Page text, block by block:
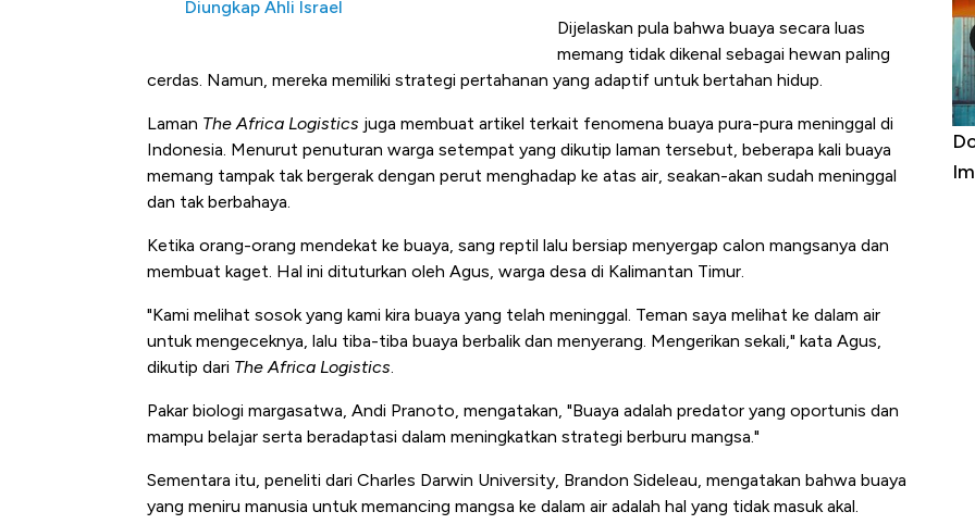
Diungkap Ahli Israel
Dijelaskan pula bahwa buaya secara luas
memang tidak dikenal sebagai hewan paling
cerdas. Namun, mereka memiliki strategi pertahanan yang adaptif untuk bertahan hidup.
Laman The Africa Logistics juga membuat artikel terkait fenomena buaya pura-pura meninggal di
Indonesia. Menurut penuturan warga setempat yang dikutip laman tersebut, beberapa kali buaya
memang tampak tak bergerak dengan perut menghadap ke atas air, seakan-akan sudah meninggal
dan tak berbahaya.
Ketika orang-orang mendekat ke buaya, sang reptil lalu bersiap menyergap calon mangsanya dan
membuat kaget. Hal ini dituturkan oleh Agus, warga desa di Kalimantan Timur.
"Kami melihat sosok yang kami kira buaya yang telah meninggal. Teman saya melihat ke dalam air
untuk mengeceknya, lalu tiba-tiba buaya berbalik dan menyerang. Mengerikan sekali," kata Agus,
dikutip dari The Africa Logistics.
Pakar biologi margasatwa, Andi Pranoto, mengatakan, "Buaya adalah predator yang oportunis dan
mampu belajar serta beradaptasi dalam meningkatkan strategi berburu mangsa."
Sementara itu, peneliti dari Charles Darwin University, Brandon Sideleau, mengatakan bahwa buaya
yang meniru manusia untuk memancing mangsa ke dalam air adalah hal yang tidak masuk akal.
Harga Emas Jatuh Usai Terbang 3 Hari,
Apa yang Sebenarnya Terjadi?
Dominasi China Menggila, Jadi Sumber
Impor 100 Negara